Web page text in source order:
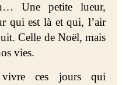
Une petite lueur,
qui est là et qui, l’air
Celle de Noël, mais
vies.
vivre ces jours qui